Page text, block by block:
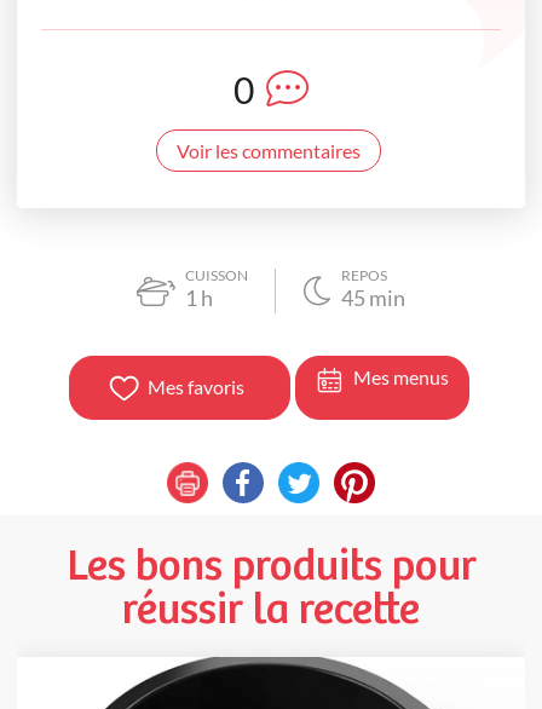
0
Voir les commentaires
CUISSON
1 h
REPOS
45 min
Mes favoris Mes menus
Les bons produits pour
réussir la recette